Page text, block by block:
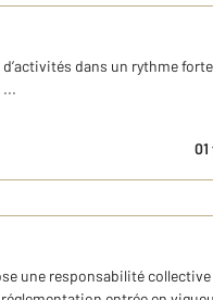
dans un rythme
...
une responsabilité